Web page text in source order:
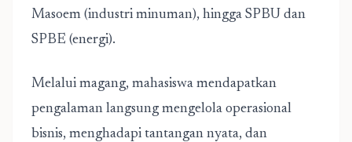
Masoem (industri minuman), hingga SPBU dan
SPBE (energi).
Melalui magang, mahasiswa mendapatkan
pengalaman langsung mengelola operasional
bisnis, menghadapi tantangan nyata, dan